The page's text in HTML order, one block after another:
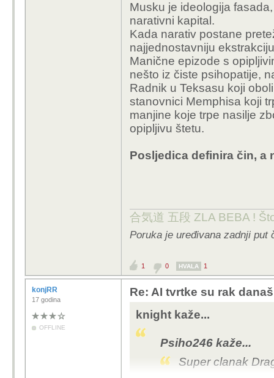
Musku je ideologija
narativni kapital.
Kada narativ postane
najjednostavniju
Manične epizode s
nešto iz čiste psihopatije,
Radnik u Teksasu koji
stanovnici Memphisa koji
manjine koje trpe nasilje
opipljivu štetu.
Posljedica definira čin, a
合気道 五段 ZLA BEBA !
Poruka je uređivana zadnji put
1 0 HVALA 1
konjRR
17 godina
OFFLINE
Re: AI tvrtke su rak
knight kaže...
Psiho246 kaže...
Super clanak